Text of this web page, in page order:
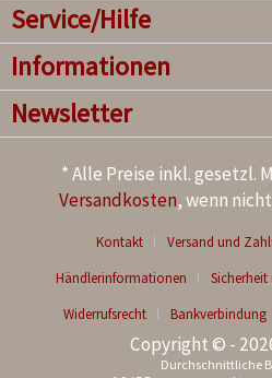
Service/Hilfe
Informationen
Newsletter
* Alle Preise inkl. gesetzl.
Versandkosten, wenn
Kontakt
Versand und
Händlerinformationen
Widerrufsrecht
Bankverbindung
Copyright © -
Durchschnittliche